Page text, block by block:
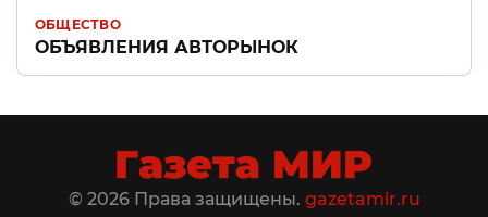
ОБЩЕСТВО
ОБЪЯВЛЕНИЯ АВТОРЫНОК
© 2026 Права защищены. gazetamir.ru